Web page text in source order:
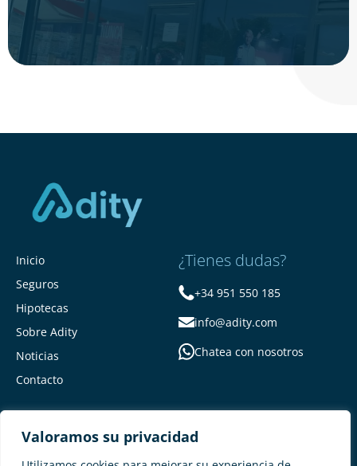
Valoramos su privacidad
Inicio
Seguros
Hipotecas
Sobre Adity
Noticias
Contacto
¿Tienes dudas?
+34 951 550 185
info@adity.com
Chatea con nosotros